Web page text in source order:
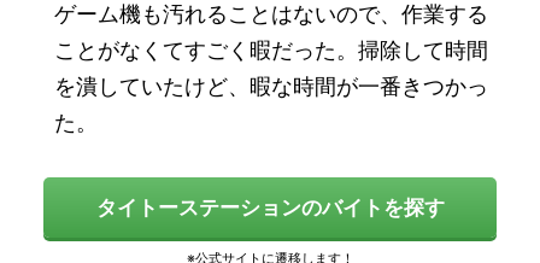
ゲーム機も汚れることはないので、作業する
ことがなくてすごく暇だった。掃除して時間
を潰していたけど、暇な時間が一番きつかっ
た。
タイトーステーションのバイトを探す